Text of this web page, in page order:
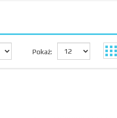
Pokaż: